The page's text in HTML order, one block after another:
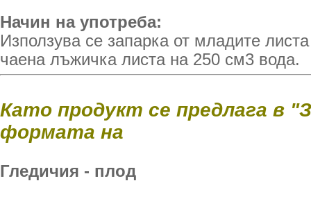
Начин на употреба:
Използува се запарка от младите
чаена лъжичка листа на 250 см3 вода.
Като продукт се предлага в
формата на
Гледичия - плод